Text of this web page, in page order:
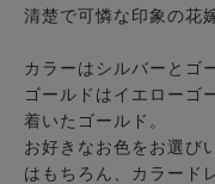
清楚で可憐な印象の花
カラーはシルバーとゴ
ゴールドはイエローゴ
着いたゴールド。
お好きなお色をお選び
はもちろん、カラード